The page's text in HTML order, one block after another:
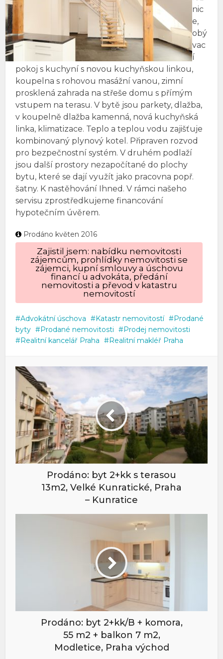
nic
e,
obý
vac
í
pokoj s kuchyní s novou kuchyňskou linkou,
koupelna s rohovou masážní vanou, zimní
prosklená zahrada na střeše domu s přímým
vstupem na terasu. V bytě jsou parkety, dlažba,
v koupelně dlažba kamenná, nová kuchyňská
linka, klimatizace. Teplo a teplou vodu zajišťuje
kombinovaný plynový kotel. Připraven rozvod
pro bezpečnostní systém. V druhém podlaží
jsou další prostory nezapočítané do plochy
bytu, které se dají využít jako pracovna popř.
šatny. K nastěhování Ihned. V rámci našeho
servisu zprostředkujeme financování
hypotečním úvěrem.
Prodáno květen 2016
Zajistil jsem: nabídku nemovitosti
zájemcům, prohlídky nemovitosti se
zájemci, kupní smlouvy a úschovu
financí u advokáta, předání
nemovitosti a převod v katastru
nemovitostí
Advokátní úschova Katastr nemovitostí
Prodané
byty
Prodané nemovitosti
Prodej nemovitosti
Realitní kancelář Praha
Realitní makléř Praha
Prodáno: byt 2+kk s terasou
13m2, Velké Kunratické, Praha
– Kunratice
Prodáno: byt 2+kk/B + komora,
55 m2 + balkon 7 m2,
Modletice, Praha východ